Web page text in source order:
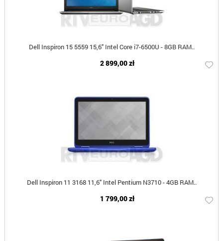
Dell Inspiron 15 5559 15,6" Intel Core i7-6500U - 8GB RAM..
2 899,00 zł
Dell Inspiron 11 3168 11,6" Intel Pentium N3710 - 4GB RAM..
1 799,00 zł